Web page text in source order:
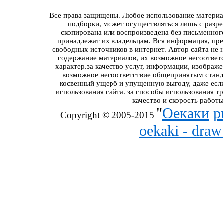
Все права защищены. Любое использование
подборки, может осуществляться лишь с
скопирована или воспроизведена без
принадлежат их владельцам. Вся информация,
свободных источников в интернет. Автор сайта не
содержание материалов, их возможное
характер.за качество услуг, информации,
возможное несоответствие общепринятым
косвенный ущерб и упущенную выгоду, даже
использования сайта. за способы использования
качество и скорость
Copyright © 2005-2015 "Оекаки
oekaki -